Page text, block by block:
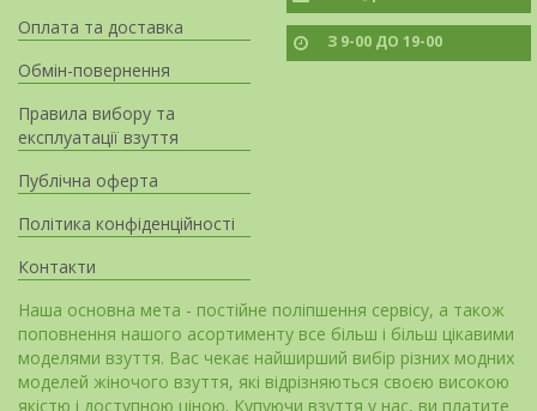
Оплата та доставка
Обмін-повернення
Правила вибору та
експлуатації взуття
Публічна оферта
Політика конфіденційності
Контакти
З 9-00 ДО 19-00
Наша основна мета - постійне поліпшення сервісу, а також
поповнення нашого асортименту все більш і більш цікавими
моделями взуття. Вас чекає найширший вибір різних модних
моделей жіночого взуття, які відрізняються своєю високою
якістю і доступною ціною. Купуючи взуття у нас, ви платите